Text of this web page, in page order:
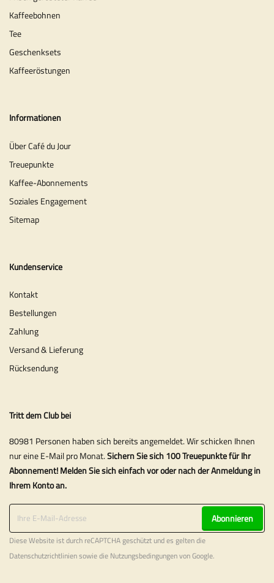
Kaffeebohnen
Tee
Geschenksets
Kaffeeröstungen
Informationen
Über Café du Jour
Treuepunkte
Kaffee-Abonnements
Soziales Engagement
Sitemap
Kundenservice
Kontakt
Bestellungen
Zahlung
Versand & Lieferung
Rücksendung
Tritt dem Club bei
80981 Personen haben sich bereits angemeldet. Wir schicken Ihnen
nur eine E-Mail pro Monat.Sichern Sie sich 100 Treuepunkte für Ihr
Abonnement! Melden Sie sich einfach vor oder nach der Anmeldung in
Ihrem Konto an.
Abonnieren
Diese Website ist durch reCAPTCHA geschützt und es gelten die
Datenschutzrichtliniensowie die Nutzungsbedingungenvon Google.